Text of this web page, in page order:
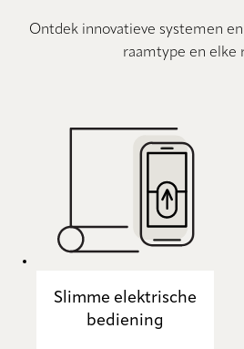
Ontdek innovatieve systemen
raamtype en elke
Slimme elektrische
bediening